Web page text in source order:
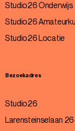
Studio26 Onderwijs
Studio26
Studio26 Locatie
Bezoekadres
Studio26
Larensteinselaan